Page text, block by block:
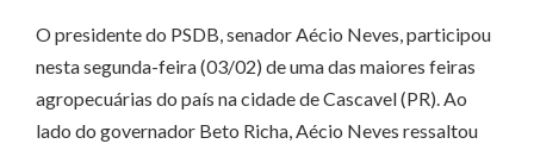
O presidente do PSDB, senador Aécio Neves, participou
nesta segunda-feira (03/02) de uma das maiores feiras
agropecuárias do país na cidade de Cascavel (PR). Ao
lado do governador Beto Richa, Aécio Neves ressaltou